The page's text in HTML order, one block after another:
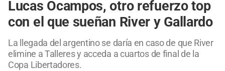
Lucas Ocampos, otro refuerzo top
con el que sueñan River y Gallardo
La llegada del argentino se daría en caso de que River
elimine a Talleres y acceda a cuartos de final de la
Copa Libertadores.